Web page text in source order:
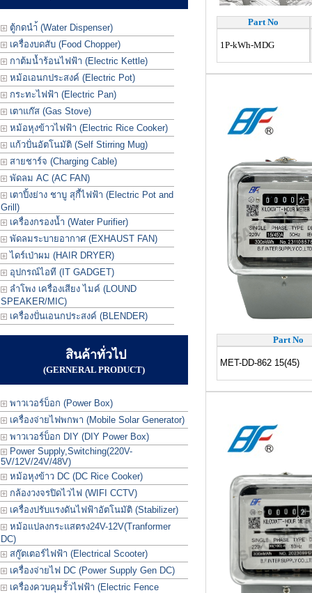
ตู้กดนำ้ (Water Dispenser)
เครื่องบดสับ (Food Chopper)
กาต้มน้ำร้อนไฟฟ้า (Electric Kettle)
หม้อเอนกประสงค์ (Electric Pot)
กระทะไฟฟ้า (Electric Pan)
เตาแก๊ส (Gas Stove)
หม้อหุงข้าวไฟฟ้า (Electric Rice Cooker)
แก้วปั่นอัตโนมัติ (Self Stirring Mug)
สายชาร์จ (Charging Cable)
พัดลม AC (AC FAN)
เตาปิ้งย่าง ชาบู สุกี้ไฟฟ้า (Electric Pot and
Grill)
เครื่องกรองน้ำ (Water Purifier)
พัดลมระบายอากาศ (EXHAUST FAN)
ไดร์เป่าผม (HAIR DRYER)
อุปกรณ์ไอที (IT GADGET)
ลำโพง เครื่องเสียง ไมค์ (LOUND
SPEAKER/MIC)
เครื่องปั่นเอนกประสงค์ (BLENDER)
สินค้าทั่วไป
(GERNERAL PRODUCT)
พาวเวอร์บ็อก (Power Box)
เครื่องจ่ายไฟพกพา (Mobile Solar Generator)
พาวเวอร์บ็อก DIY (DIY Power Box)
Power Supply,Switching(220V-
5V/12V/24V/48V)
หม้อหุงข้าว DC (DC Rice Cooker)
กล้องวงจรปิดไวไฟ (WIFI CCTV)
เครื่องปรับแรงดันไฟฟ้าอัตโนมัติ (Stabilizer)
หม้อแปลงกระแสตรง24V-12V(Tranformer
DC)
สกู๊ตเตอร์ไฟฟ้า (Electrical Scooter)
เครื่องจ่ายไฟ DC (Power Supply Gen DC)
เครื่องควบคุมรั้วไฟฟ้า (Electric Fence
Part No
1P-kWh-MDG
Part No
MET-DD-862 15(45)